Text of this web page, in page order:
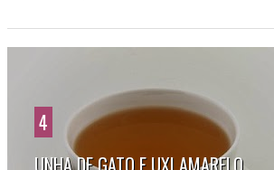
4
UNHA DE GATO E UXI AMARELO